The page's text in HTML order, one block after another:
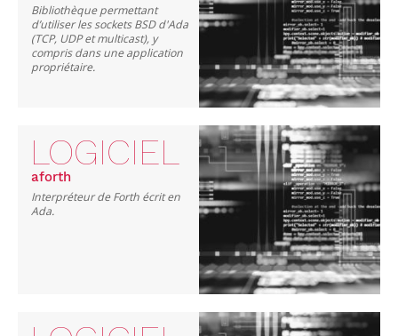
Bibliothèque permettant
d’utiliser les sockets BSD d'Ada
(TCP, UDP et multicast), y
compris dans une application
propriétaire.
LOGICIEL
aforth
Interpréteur de Forth écrit en
Ada.